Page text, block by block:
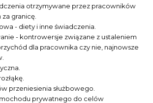
otrzymywane przez pracowników
granicę.
- diety i inne świadczenia.
- kontrowersje związane z ustaleniem
dla pracownika czy nie, najnowsze
przeniesienia służbowego.
prywatnego do celów